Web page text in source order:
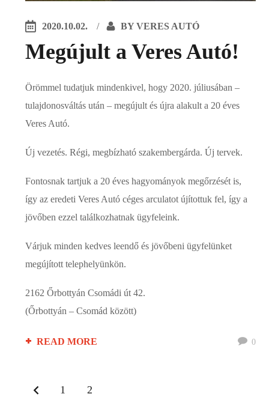
2020.10.02. BYVERES AUTÓ
Megújult a Veres Autó!
Örömmel tudatjuk mindenkivel, hogy 2020. júliusában –
tulajdonosváltás után – megújult és újra alakult a 20 éves
Veres Autó.
Új vezetés. Régi, megbízható szakembergárda. Új tervek.
Fontosnak tartjuk a 20 éves hagyományok megőrzését is,
így az eredeti Veres Autó céges arculatot újítottuk fel, így a
jövőben ezzel találkozhatnak ügyfeleink.
Várjuk minden kedves leendő és jövőbeni ügyfelünket
megújított telephelyünkön.
2162 Őrbottyán Csomádi út 42.
(Őrbottyán – Csomád között)
READ MORE 0
1 2